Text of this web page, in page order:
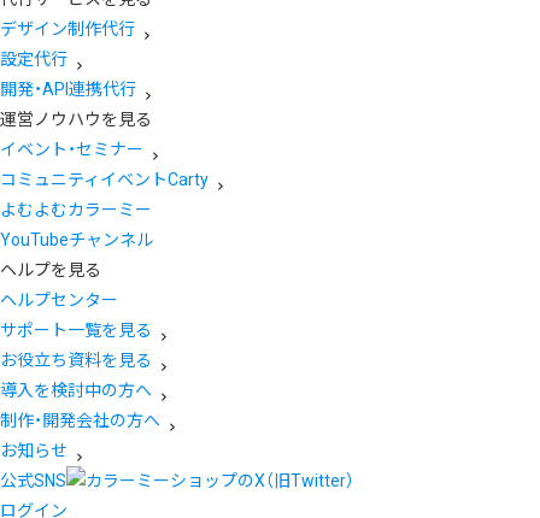
デザイン制作代行
設定代行
開発・API連携代行
運営ノウハウを見る
イベント・セミナー
コミュニティイベントCarty
よむよむカラーミー
YouTubeチャンネル
ヘルプを見る
ヘルプセンター
サポート一覧を見る
お役立ち資料を見る
導入を検討中の方へ
制作・開発会社の方へ
お知らせ
公式SNS
ログイン